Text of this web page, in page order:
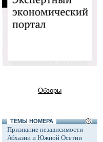
Обзоры
ТЕМЫ НОМЕРА
Признание независимости
Абхазии и Южной Осетии